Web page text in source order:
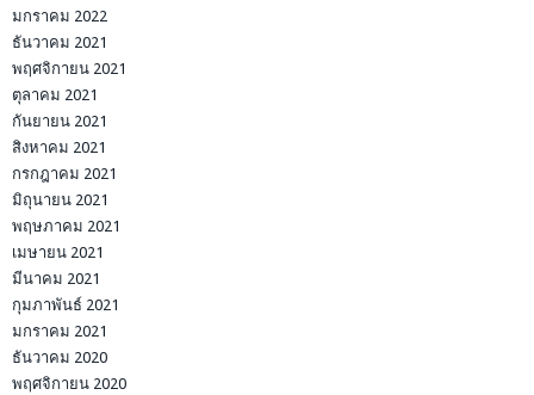
มกราคม 2022
ธันวาคม 2021
พฤศจิกายน 2021
ตุลาคม 2021
กันยายน 2021
สิงหาคม 2021
กรกฎาคม 2021
มิถุนายน 2021
พฤษภาคม 2021
เมษายน 2021
มีนาคม 2021
กุมภาพันธ์ 2021
มกราคม 2021
ธันวาคม 2020
พฤศจิกายน 2020